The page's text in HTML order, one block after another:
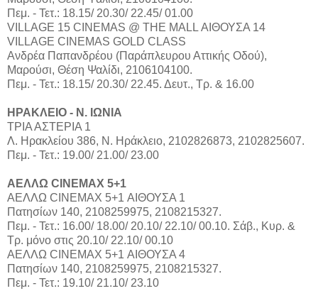
Πεμ. - Τετ.: 18.15/ 20.30/ 22.45/ 01.00
VILLAGE 15 CINEMAS @ THE MALL ΑΙΘΟΥΣΑ 14
VILLAGE CINEMAS GOLD CLASS
Aνδρέα Παπανδρέου (Παράπλευρου Αττικής Οδού),
Μαρούσι, Θέση Ψαλίδι, 2106104100.
Πεμ. - Τετ.: 18.15/ 20.30/ 22.45. Δευτ., Τρ. & 16.00
ΗΡΑΚΛΕΙΟ - Ν. ΙΩΝΙΑ
ΤΡΙΑ ΑΣΤΕΡΙΑ 1
Λ. Ηρακλείου 386, Ν. Ηράκλειο, 2102826873, 2102825607.
Πεμ. - Τετ.: 19.00/ 21.00/ 23.00
ΑΕΛΛΩ CINEMAX 5+1
ΑΕΛΛΩ CINEMAX 5+1 ΑΙΘΟΥΣΑ 1
Πατησίων 140, 2108259975, 2108215327.
Πεμ. - Τετ.: 16.00/ 18.00/ 20.10/ 22.10/ 00.10. Σάβ., Κυρ. &
Τρ. μόνο στις 20.10/ 22.10/ 00.10
ΑΕΛΛΩ CINEMAX 5+1 ΑΙΘΟΥΣΑ 4
Πατησίων 140, 2108259975, 2108215327.
Πεμ. - Τετ.: 19.10/ 21.10/ 23.10